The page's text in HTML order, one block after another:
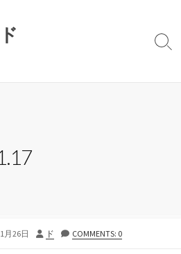
ド
検
月26日
投
ド COMMENTS: 0